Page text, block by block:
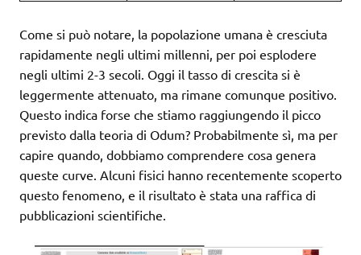
Come si può notare, la popolazione umana è cresciuta
rapidamente negli ultimi millenni, per poi esplodere
negli ultimi 2-3 secoli. Oggi il tasso di crescita si è
leggermente attenuato, ma rimane comunque positivo.
Questo indica forse che stiamo raggiungendo il picco
previsto dalla teoria di Odum? Probabilmente sì, ma per
capire quando, dobbiamo comprendere cosa genera
queste curve. Alcuni fisici hanno recentemente scoperto
questo fenomeno, e il risultato è stata una raffica di
pubblicazioni scientifiche.